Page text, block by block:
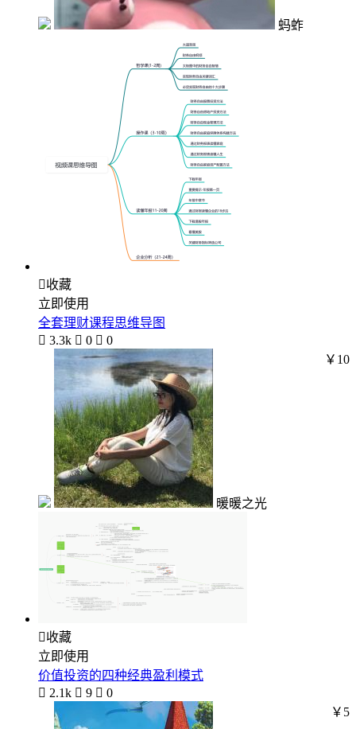
蚂蚱
收藏
立即使用
全套理财课程思维导图
 3.3k  0  0
暖暖之光
￥10
收藏
立即使用
价值投资的四种经典盈利模式
 2.1k  9  0
￥5